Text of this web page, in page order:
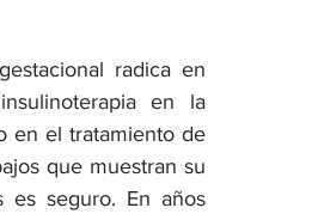
radica en
en la
en el tratamiento de
que muestran su
seguro. En años